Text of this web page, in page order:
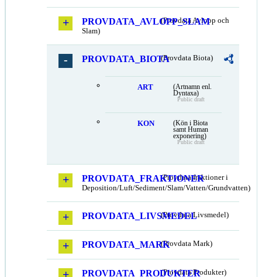
PROVDATA_AVLOPP_SLAM
(Provdata Avlopp och
Slam)
PROVDATA_BIOTA(Provdata Biota)
ART
(Artnamn enl.
Dyntaxa)
Public draft
KON
(Kön i Biota
samt Human
exponering)
Public draft
PROVDATA_FRAKTIONER
(Provdata fraktioner i
Deposition/Luft/Sediment/Slam/Vatten/Grundvatten)
PROVDATA_LIVSMEDEL
(Provdata Livsmedel)
PROVDATA_MARK(Provdata Mark)
PROVDATA_PRODUKTER
(Provdata Produkter)